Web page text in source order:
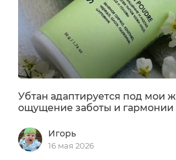
меня является...
Убтан адаптируется под мои
ощущение заботы и гармонии
Игорь
16 мая 2026